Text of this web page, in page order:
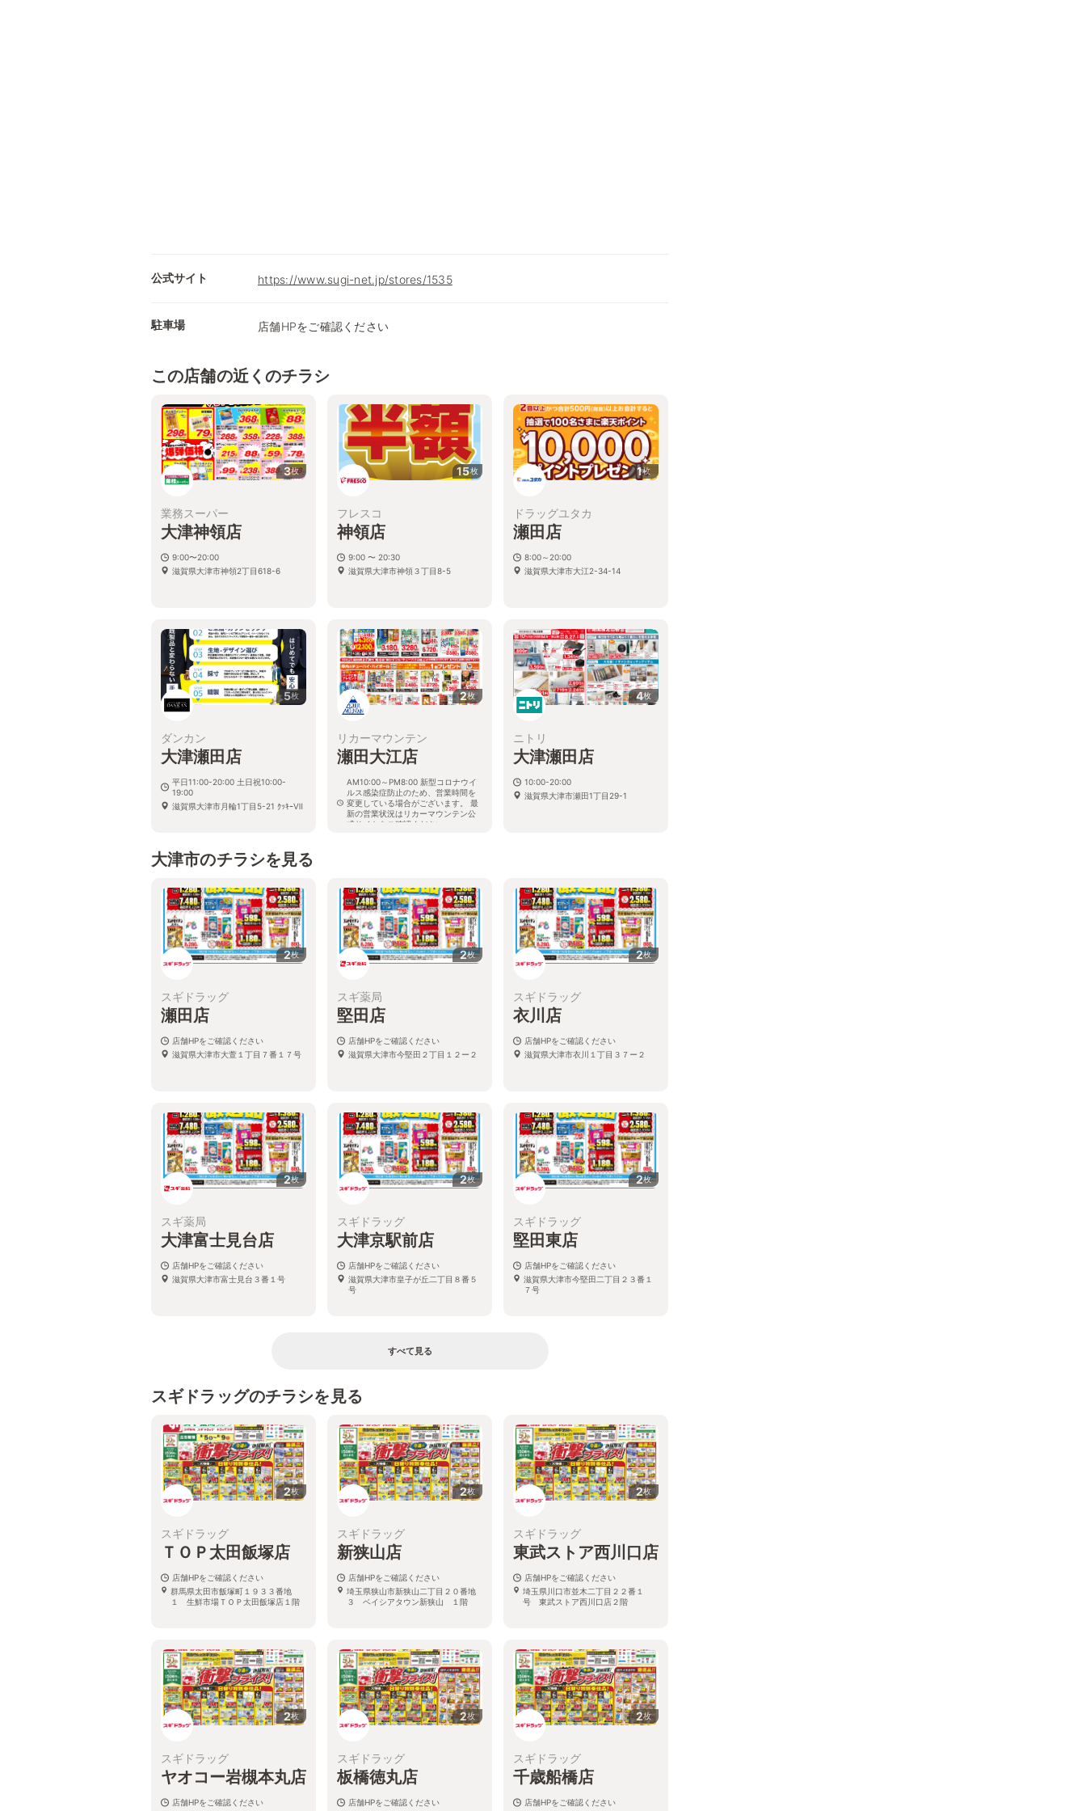
公式サイト https://www.sugi-net.jp/stores/1535
駐車場 店舗HPをご確認ください
この店舗の近くのチラシ
3枚
業務スーパー
大津神領店
9:00〜20:00
滋賀県大津市神領2丁目618-6
15枚
フレスコ
神領店
9:00 〜 20:30
滋賀県大津市神領３丁目8-5
1枚
ドラッグユタカ
瀬田店
8:00～20:00
滋賀県大津市大江2-34-14
5枚
ダンカン
大津瀬田店
平日11:00-20:00 土日祝10:00-
19:00
滋賀県大津市月輪1丁目5-21 ｸｯｷｰⅦ
2枚
リカーマウンテン
瀬田大江店
AM10:00～PM8:00 新型コロナウイ
ルス感染症防止のため、営業時間を
変更している場合がございます。 最
新の営業状況はリカーマウンテン公
式サイトをご確認ください。
4枚
ニトリ
大津瀬田店
10:00-20:00
滋賀県大津市瀬田1丁目29-1
大津市のチラシを見る
2枚
スギドラッグ
瀬田店
店舗HPをご確認ください
滋賀県大津市大萱１丁目７番１７号
2枚
スギ薬局
堅田店
店舗HPをご確認ください
滋賀県大津市今堅田２丁目１２ー２
2枚
スギドラッグ
衣川店
店舗HPをご確認ください
滋賀県大津市衣川１丁目３７ー２
2枚
スギ薬局
大津富士見台店
店舗HPをご確認ください
滋賀県大津市富士見台３番１号
2枚
スギドラッグ
大津京駅前店
店舗HPをご確認ください
滋賀県大津市皇子が丘二丁目８番５
号
2枚
スギドラッグ
堅田東店
店舗HPをご確認ください
滋賀県大津市今堅田二丁目２３番１
７号
すべて見る
スギドラッグのチラシを見る
2枚
スギドラッグ
ＴＯＰ太田飯塚店
店舗HPをご確認ください
群馬県太田市飯塚町１９３３番地
１ 生鮮市場ＴＯＰ太田飯塚店１階
2枚
スギドラッグ
新狭山店
店舗HPをご確認ください
埼玉県狭山市新狭山二丁目２０番地
３ ベイシアタウン新狭山 １階
2枚
スギドラッグ
東武ストア西川口店
店舗HPをご確認ください
埼玉県川口市並木二丁目２２番１
号 東武ストア西川口店２階
2枚
スギドラッグ
ヤオコー岩槻本丸店
店舗HPをご確認ください
2枚
スギドラッグ
板橋徳丸店
店舗HPをご確認ください
2枚
スギドラッグ
千歳船橋店
店舗HPをご確認ください